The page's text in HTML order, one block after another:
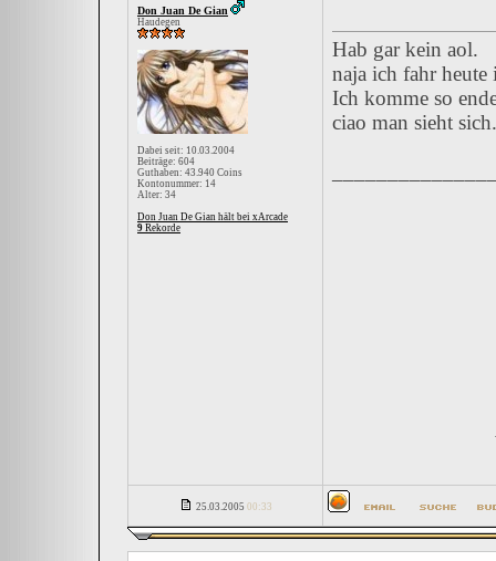
Don Juan De Gian
Haudegen
Dabei seit: 10.03.2004
Beiträge: 604
Guthaben: 43.940 Coins
Kontonummer: 14
Alter: 34
Don Juan De Gian hält bei xArcade
9 Rekorde
Hab gar kein aol.
naja ich fahr
Ich komme so
ciao man sieht sich.
25.03.2005 00:33